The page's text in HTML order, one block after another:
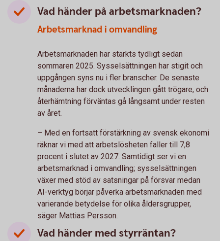
Vad händer på arbetsmarknaden?
Arbetsmarknad i omvandling
Arbetsmarknaden har stärkts tydligt sedan
sommaren 2025. Sysselsättningen har stigit och
uppgången syns nu i fler branscher. De senaste
månaderna har dock utvecklingen gått trögare, och
återhämtning förväntas gå långsamt under resten
av året.
– Med en fortsatt förstärkning av svensk ekonomi
räknar vi med att arbetslösheten faller till 7,8
procent i slutet av 2027. Samtidigt ser vi en
arbetsmarknad i omvandling; sysselsättningen
växer med stöd av satsningar på försvar medan
AI-verktyg börjar påverka arbetsmarknaden med
varierande betydelse för olika åldersgrupper,
säger Mattias Persson.
Vad händer med styrräntan?